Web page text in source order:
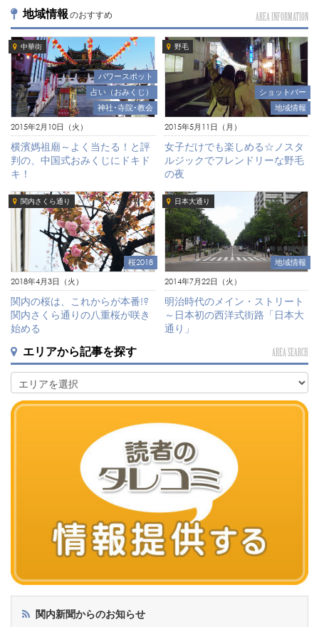
地域情報 のおすすめ AREA INFORMATION
中華街
パワースポット
占い（おみくじ）
神社･寺院･教会
2015年2月10日（火）
横濱媽祖廟～よく当たる！と評
判の、中国式おみくじにドキド
キ！
野毛
ショットバー
地域情報
2015年5月11日（月）
女子だけでも楽しめる☆ノスタ
ルジックでフレンドリーな野毛
の夜
関内さくら通り
桜2018
2018年4月3日（火）
関内の桜は、これからが本番!?
関内さくら通りの八重桜が咲き
始める
日本大通り
地域情報
2014年7月22日（火）
明治時代のメイン・ストリート
～日本初の西洋式街路「日本大
通り」
エリアから記事を探す AREA SEARCH
関内新聞からのお知らせ